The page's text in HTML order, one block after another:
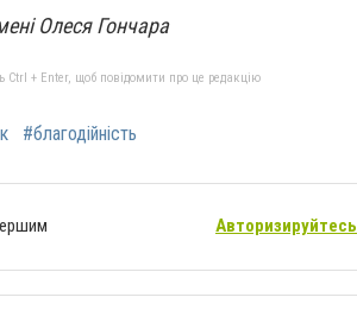
Олеся Гончара
Ctrl + Enter, щоб повідомити про це редакцію
#благодійність
Авторизируйтесь